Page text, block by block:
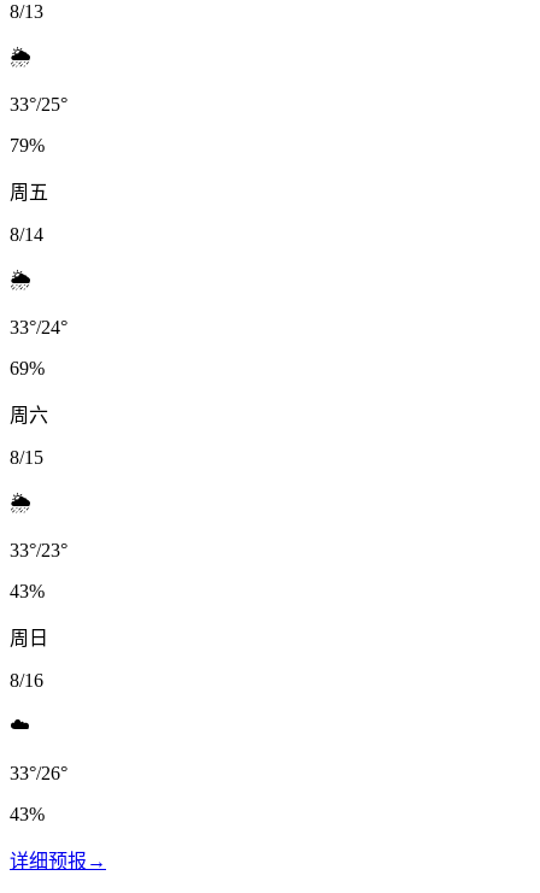
8/13
🌦️
33°/25°
79%
周五
8/14
🌦️
33°/24°
69%
周六
8/15
🌦️
33°/23°
43%
周日
8/16
☁️
33°/26°
43%
详细预报 →